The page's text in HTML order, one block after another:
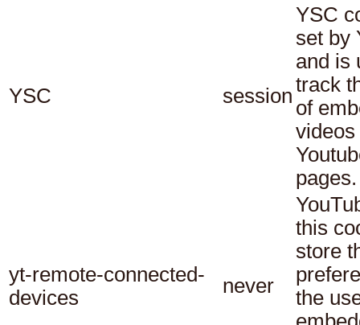
YSC session
YSC
set by
and is
track
of
videos
pages.
yt-remote-connected-
devices
never
this
store
the